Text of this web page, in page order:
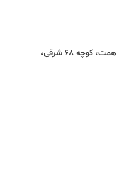
تهران، شیراز جنوبی، پایین‌تر از اتوبان همت، کوچه 68 شرقی،